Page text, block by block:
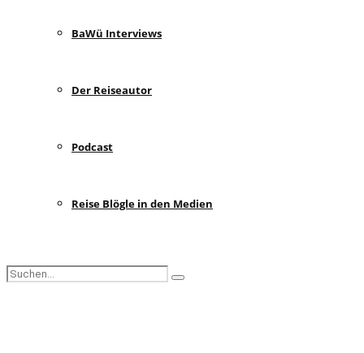
BaWü Interviews
Der Reiseautor
Podcast
Reise Blögle in den Medien
Search
Search